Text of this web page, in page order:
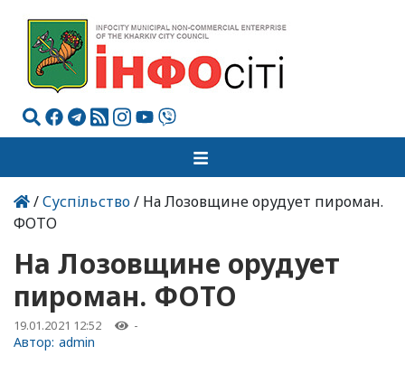
/Суспільство/ На Лозовщине орудует пироман.
ФОТО
На Лозовщине орудует
пироман. ФОТО
19.01.2021 12:52 -
Автор: admin